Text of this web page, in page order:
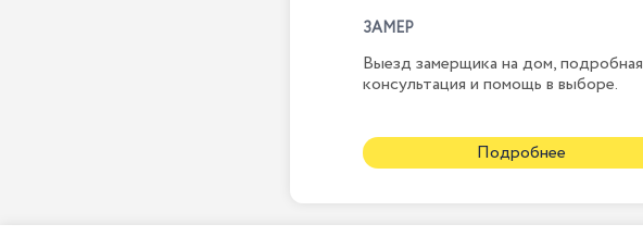
ЗАМЕР
Выезд замерщика на дом, подробная
консультация и помощь в выборе.
Подробнее